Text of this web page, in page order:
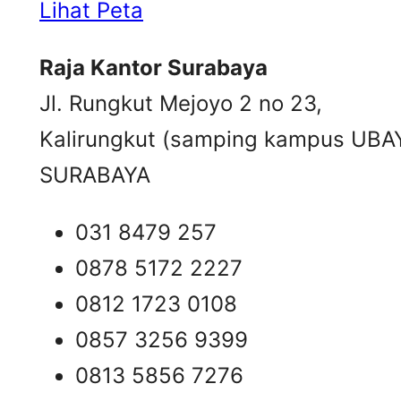
Lihat Peta
Raja Kantor Surabaya
Jl. Rungkut Mejoyo 2 no 23,
Kalirungkut (samping kampus
SURABAYA
031 8479 257
0878 5172 2227
0812 1723 0108
0857 3256 9399
0813 5856 7276